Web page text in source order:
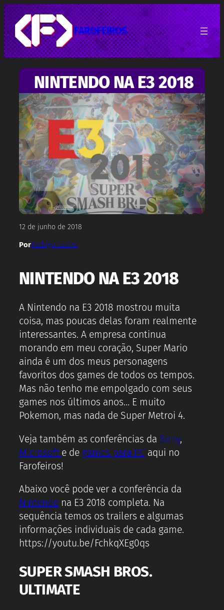
Pular
para
o
conteúdo
FAROFEIROS
NINTENDO NA E3 2018
12 de junho de 2018
PorRodrigo Castro
NINTENDO NA E3 2018
A Nintendo na E3 2018 mostrou muita
coisa, mas poucas delas foram realmente
interessantes. A empresa continua
morando em meu coração, Super Mario
ainda é um dos meus personagens
favoritos dos games de todos os tempos.
Mas não tenho me empolgado com seus
games nos últimos anos… E muito
Pokemon, mas nada de Super Metroi 4.
Veja também as conferências da Sony,
Microsoft e de games para PC aqui no
Farofeiros!
Abaixo você pode ver a conferência da
Nintendo na E3 2018 completa. Na
sequência temos os trailers e algumas
informações individuais de cada game.
https://youtu.be/FchkqXEg0qs
SUPER SMASH BROS.
ULTIMATE